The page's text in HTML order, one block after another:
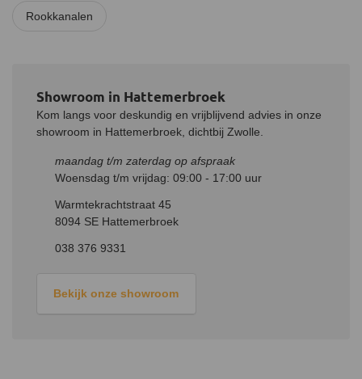
Rookkanalen
Showroom in Hattemerbroek
Kom langs voor deskundig en vrijblijvend advies in onze
showroom in Hattemerbroek, dichtbij Zwolle.
maandag t/m zaterdag op afspraak
Woensdag t/m vrijdag: 09:00 - 17:00 uur
Warmtekrachtstraat 45
8094 SE Hattemerbroek
038 376 9331
Bekijk onze showroom